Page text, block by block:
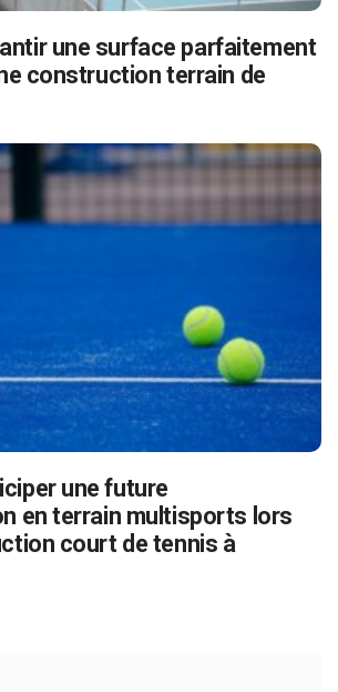
une surface parfaitement
construction terrain de
une future
en terrain multisports lors
court de tennis à